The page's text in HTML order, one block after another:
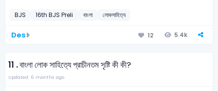
BJS 16th BJS Preli বাংলা লোকসাহিত্য
Des 12 5.4k
11 .বাংলা লোক সাহিত্যে প্রাচীনতম সৃষ্টি কী কী?
Updated: 6 months ago